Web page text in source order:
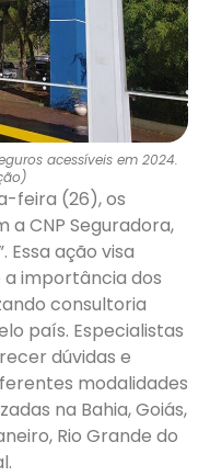
acessíveis em 2024.
feira (26), os
CNP Seguradora,
Essa ação visa
a importância dos
consultoria
país. Especialistas
dúvidas e
modalidades
na Bahia, Goiás,
Rio Grande do